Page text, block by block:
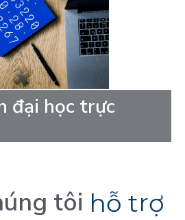
đại học trực
tôi hỗ trợ